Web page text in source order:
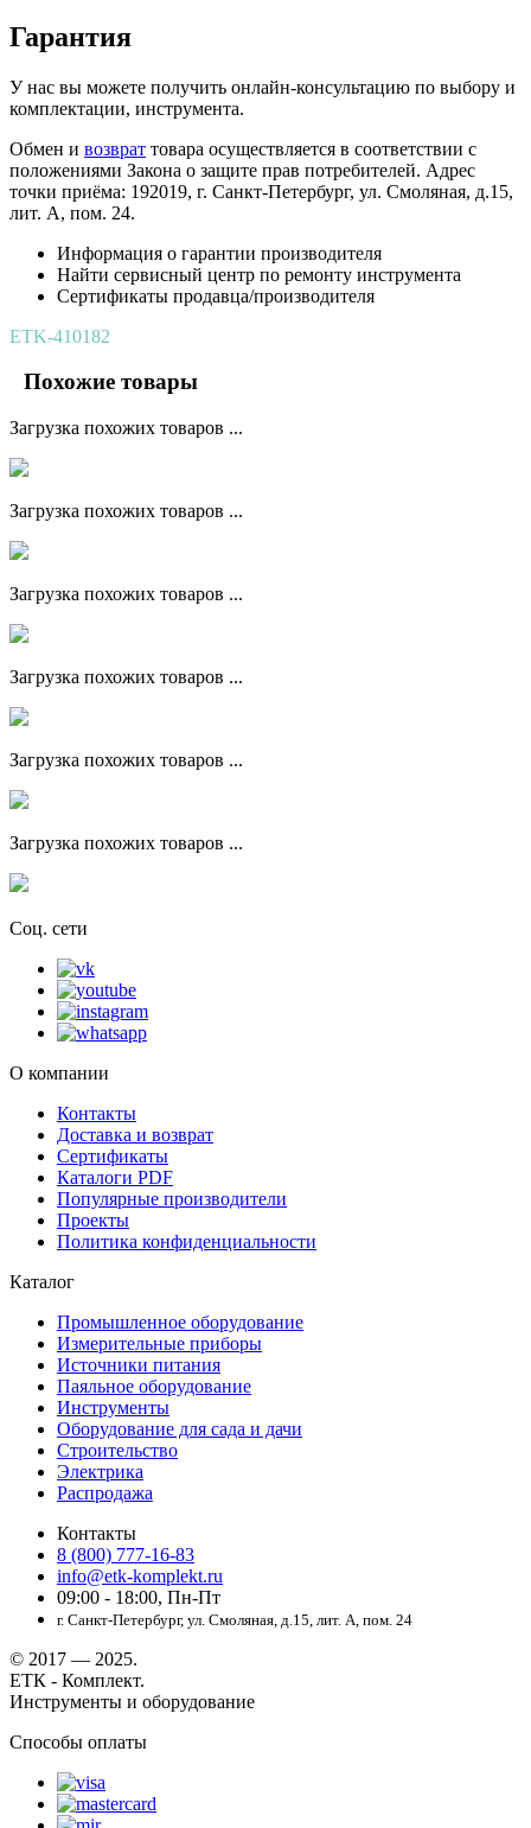
Гарантия
У нас вы можете получить онлайн-консультацию по выбору и
комплектации, инструмента.
Обмен и возврат товара осуществляется в соответствии с
положениями Закона о защите прав потребителей. Адрес
точки приёма: 192019, г. Санкт-Петербург, ул. Смоляная, д.15,
лит. А, пом. 24.
Информация о гарантии производителя
Найти сервисный центр по ремонту инструмента
Сертификаты продавца/производителя
ETK-410182
Похожие товары
Загрузка похожих товаров ...
Загрузка похожих товаров ...
Загрузка похожих товаров ...
Загрузка похожих товаров ...
Загрузка похожих товаров ...
Загрузка похожих товаров ...
Соц. сети
О компании
Контакты
Доставка и возврат
Сертификаты
Каталоги PDF
Популярные производители
Проекты
Политика конфиденциальности
Каталог
Промышленное оборудование
Измерительные приборы
Источники питания
Паяльное оборудование
Инструменты
Оборудование для сада и дачи
Строительство
Электрика
Распродажа
Контакты
8 (800) 777-16-83
info@etk-komplekt.ru
09:00 - 18:00, Пн-Пт
г. Санкт-Петербург, ул. Смоляная, д.15, лит. А, пом. 24
© 2017 — 2025.
ЕТК - Комплект.
Инструменты и оборудование
Способы оплаты